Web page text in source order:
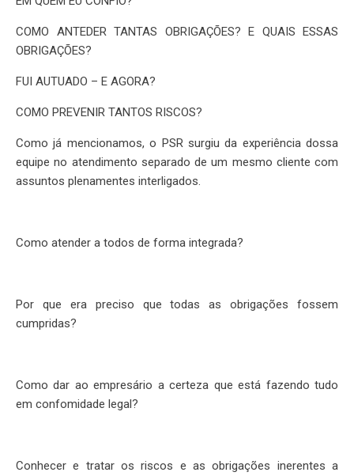
COMO ANTEDER TANTAS OBRIGAÇÕES? E QUAIS ESSAS
OBRIGAÇÕES?
FUI AUTUADO – E AGORA?
COMO PREVENIR TANTOS RISCOS?
Como já mencionamos, o PSR surgiu da experiência dossa
equipe no atendimento separado de um mesmo cliente com
assuntos plenamentes interligados.
Como atender a todos de forma integrada?
Por que era preciso que todas as obrigações fossem
cumpridas?
Como dar ao empresário a certeza que está fazendo tudo
em confomidade legal?
Conhecer e tratar os riscos e as obrigações inerentes a